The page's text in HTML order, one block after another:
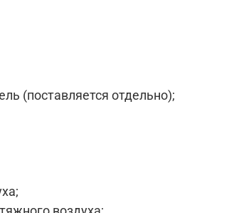
(поставляется отдельно);